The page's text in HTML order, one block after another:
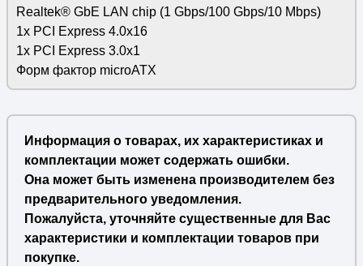
Realtek® GbE LAN chip (1 Gbps/100 Gbps/10 Mbps)
1x PCI Express 4.0x16
1x PCI Express 3.0x1
Форм фактор microATX
Информация о товарах, их характеристиках и
комплектации может содержать ошибки.
Она может быть изменена производителем без
предварительного уведомления.
Пожалуйста, уточняйте существенные для Вас
характеристики и комплектации товаров при
покупке.